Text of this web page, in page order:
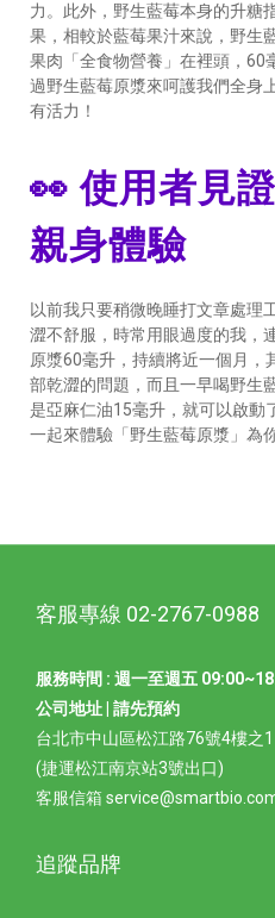
力。此外，野生藍莓本身的升糖
果，相較於藍莓果汁來說，野生
果肉「全食物營養」在裡頭，60
過野生藍莓原漿來呵護我們全身
有活力！
👀 使用者見
親身體驗
以前我只要稍微晚睡打文章處理
澀不舒服，時常用眼過度的我，
原漿60毫升，持續將近一個月，
部乾澀的問題，而且一早喝野生
是亞麻仁油15毫升，就可以啟動
一起來體驗「野生藍莓原漿」為
客服專線 02-2767-0988
服務時間 : 週一至週五
公司地址 | 請先預約
台北市中山區松江路76號4樓之1
(捷運松江南京站3號出口)
客服信箱
追蹤品牌